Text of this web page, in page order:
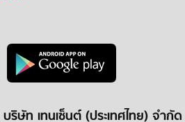
ริษัท เทนเซ็นต์ (ประเทศไทย) จำกัด